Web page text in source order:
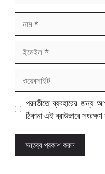
ইমেইল
পরবর্তীতে ব্যবহারের জন্য
ঠিকানা এই ব্রাউজারে